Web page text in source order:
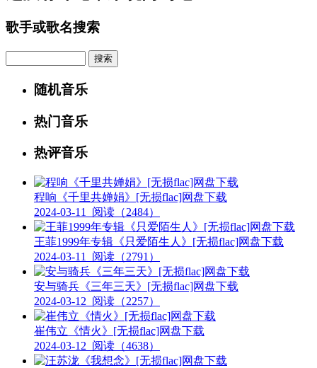
歌手或歌名搜索
随机音乐
热门音乐
热评音乐
程响《千里共婵娟》[无损flac]网盘下载
2024-03-11
阅读（2484）
王菲1999年专辑《只爱陌生人》[无损flac]网盘下载
2024-03-11
阅读（2791）
安与骑兵《三年三天》[无损flac]网盘下载
2024-03-12 阅读（2257）
崔伟立《情火》[无损flac]网盘下载
2024-03-12 阅读（4638）